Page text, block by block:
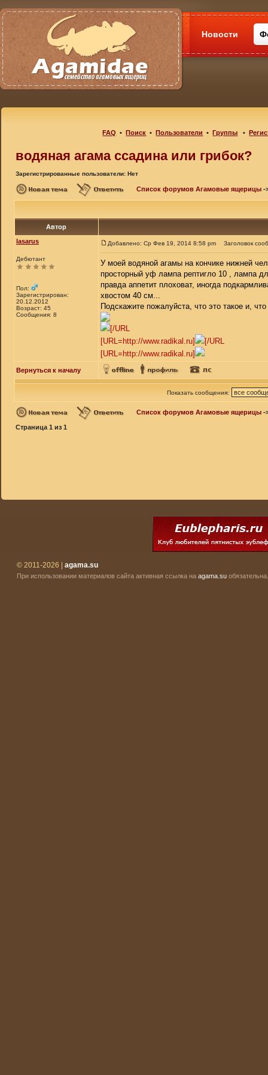
Новости
FAQ •Поиск •Пользователи •Группы •
водяная агама ссадина или грибок?
Зарегистрированные пользователи: Нет
Список форумов Агамовые ящерицы -
Автор
lasarus
Дебютант
Пол:
Зарегистрирован:
20.12.2012
Возраст: 45
Сообщения: 8
Добавлено: Ср Фев 19, 2014 8:58 pm Заголовок
У моей водяной агамы на кончике нижней
просторный уф лампа рептигло 10 , лампа
правда аппетит плоховат, иногда
хвостом 40 см...
Подскажите пожалуйста, что это такое и,
[/URL
[URL=http://www.radikal.ru]
[/URL
[URL=http://www.radikal.ru]
Вернуться к началу
Показать сообщения:
Список форумов Агамовые ящерицы -
Страница 1 из 1
© 2011-2026 | agama.su
При использовании материалов сайта активная ссылка на agama.su обязательна.